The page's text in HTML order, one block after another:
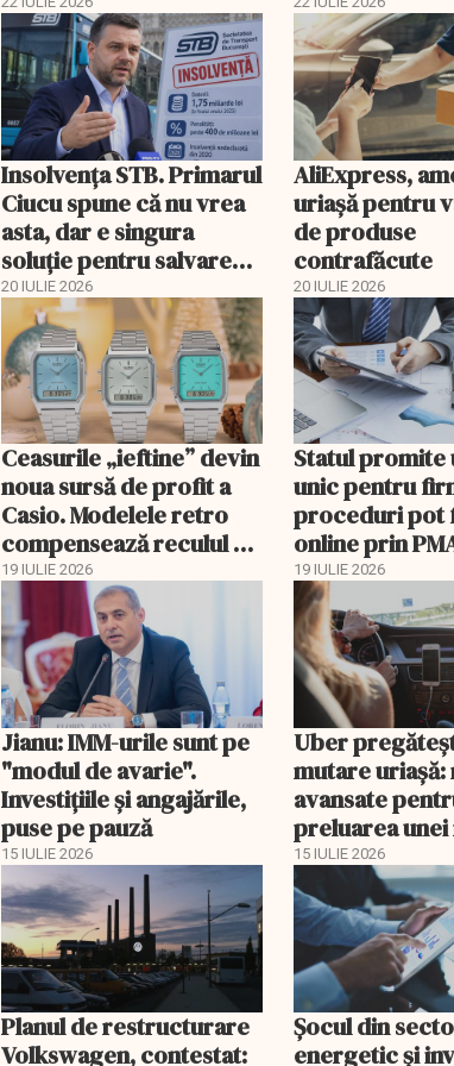
riscă închiderea
Costaș,
Insolvenţa STB. Primarul
Ciucu spune că nu vrea
asta, dar e singura
soluţie pentru salvarea
companiei
20 IULIE 2026
AliExpress,
uriaşă pentru
de produse
contrafăcute
20 IULIE 2026
Ceasurile „ieftine” devin
noua sursă de profit a
Casio. Modelele retro
compensează reculul G-
Shock din China
19 IULIE 2026
Statul promite
unic pentru
proceduri pot
online prin
19 IULIE 2026
Jianu: IMM-urile sunt pe
"modul de avarie".
Investițiile și angajările,
puse pe pauză
15 IULIE 2026
Uber
mutare
avansate
preluarea
platforme de
15 IULIE 2026
Planul de restructurare
Volkswagen, contestat:
Șocul din
energetic și